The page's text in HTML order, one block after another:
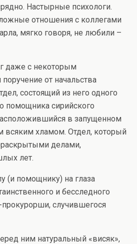
Настырные психологи.
отношения с коллегами
мягко говоря, не любили –
даже с некоторым
от начальства
состоящий из него одного
помощника сирийского
в запущенном
всяким хламом. Отдел, который
делами,
лет.
(и помощнику) на глаза
и бесследного
случившегося
ним натуральный «висяк»,